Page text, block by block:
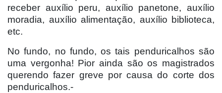
receber auxílio peru, auxílio panetone, auxílio
moradia, auxílio alimentação, auxílio biblioteca,
etc.
No fundo, no fundo, os tais penduricalhos são
uma vergonha! Pior ainda são os magistrados
querendo fazer greve por causa do corte dos
penduricalhos.-